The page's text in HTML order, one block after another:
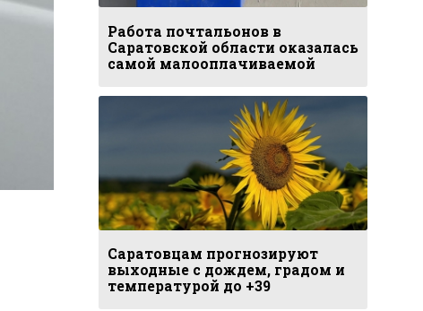
Работа почтальонов в
Саратовской области оказалась
самой малооплачиваемой
Саратовцам прогнозируют
выходные с дождем, градом и
температурой до +39